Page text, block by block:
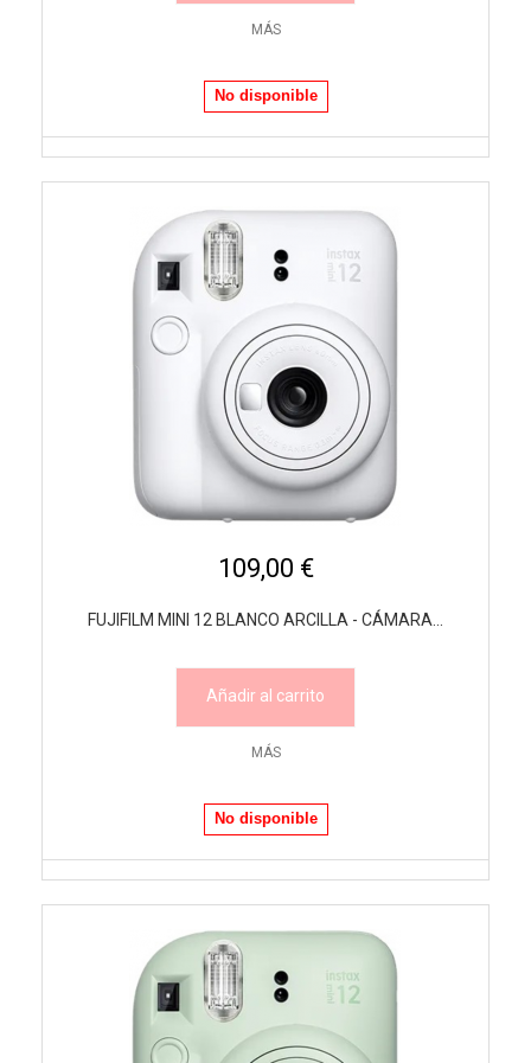
MÁS
No disponible
109,00 €
FUJIFILM MINI 12 BLANCO ARCILLA - CÁMARA...
Añadir al carrito
MÁS
No disponible